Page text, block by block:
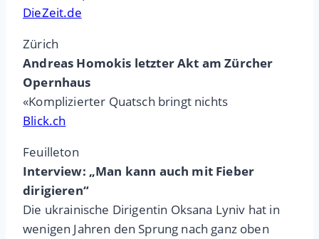
DieZeit.de
Zürich
Andreas Homokis letzter Akt am Zürcher
Opernhaus
«Komplizierter Quatsch bringt nichts
Blick.ch
Feuilleton
Interview: „Man kann auch mit Fieber
dirigieren“
Die ukrainische Dirigentin Oksana Lyniv hat in
wenigen Jahren den Sprung nach ganz oben